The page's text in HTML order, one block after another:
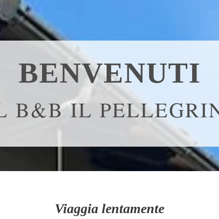
BENVENUTI
B&B IL
Viaggia lentamente